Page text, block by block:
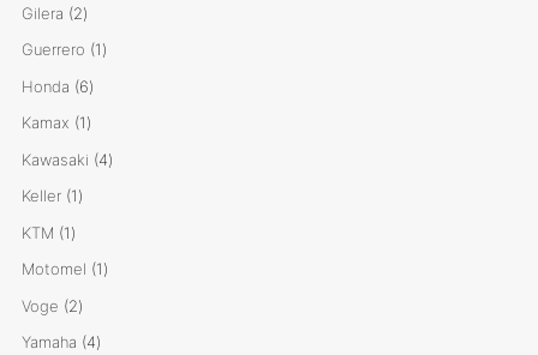
Gilera 22
productos
Guerrero 11
Honda 66
productos
Kamax 11
producto
Kawasaki 44
Keller 11
KTM 11
producto
Motomel 11
Voge 22
productos
Yamaha 44